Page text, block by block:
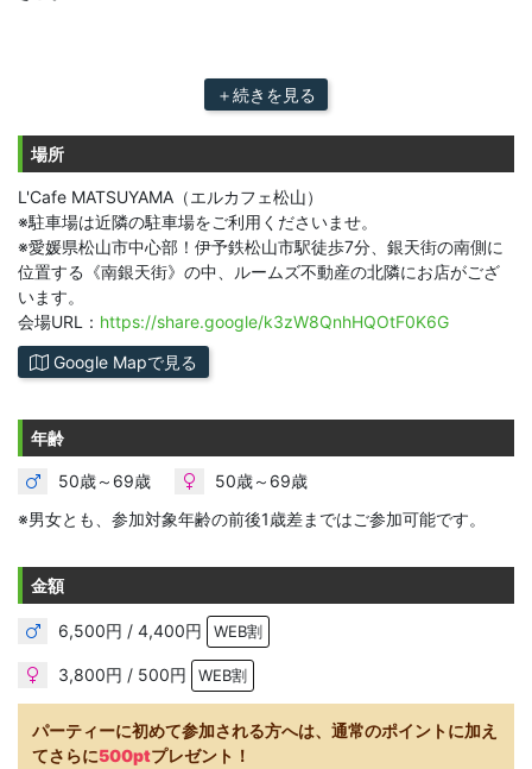
場所
L'Cafe MATSUYAMA（エルカフェ松山）
※駐車場は近隣の駐車場をご利用くださいませ。
※愛媛県松山市中心部！伊予鉄松山市駅徒歩7分、銀天街の南側に
位置する《南銀天街》の中、ルームズ不動産の北隣にお店がござ
います。
会場URL： https://share.google/k3zW8QnhHQOtF0K6G
Google Mapで見る
年齢
50歳～69歳
50歳～69歳
※男女とも、参加対象年齢の前後1歳差まではご参加可能です。
金額
6,500円 / 4,400円 WEB割
3,800円 / 500円 WEB割
パーティーに初めて参加される方へは、通常のポイントに加え
てさらに500ptプレゼント！
＋続きを見る